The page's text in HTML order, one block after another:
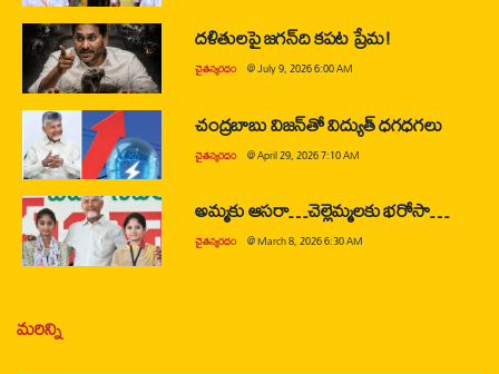
దళితులపై జగన్‌ది కపట ప్రేమ!
చైతన్యరధం @July 9, 2026 6:00 AM
చంద్రబాబు విజన్‌తో విద్యుత్ ధగధగలు
చైతన్యరధం @April 29, 2026 7:10 AM
అమ్మకు ఆసరా…చెల్లెమ్మలకు భరోసా…
చైతన్యరధం @March 8, 2026 6:30 AM
మరిన్ని